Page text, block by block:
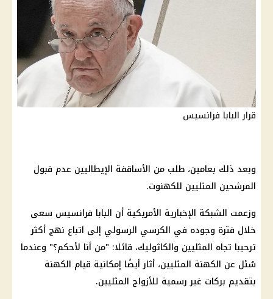
قرار البابا فرانسيس
وبعد ذلك بعامين، طلب من الأساقفة الإيطاليين عدم قبول
المرشحين المثليين للكهنوت.
وزعمت الشبكة الإخبارية الأمريكية أن البابا فرانسيس سعى
خلال فترة وجوده في الكرسي الرسولي إلى اتباع نهج أكثر
ترحيبا تجاه المثليين والكاثوليك، قائلا: "من أنا لأحكم؟" وعندما
سُئل عن الكهنة المثليين، أثار أيضًا إمكانية قيام الكهنة
بتقديم بركات غير رسمية للأزواج المثليين.